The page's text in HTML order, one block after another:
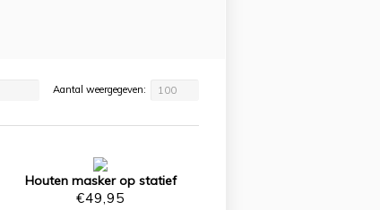
Aantal weergegeven: 100
Houten masker op statief
€49,95